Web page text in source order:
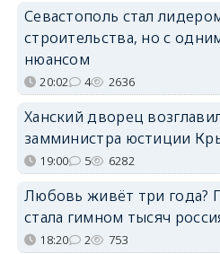
Севастополь стал
строительства, но с
нюансом
20:02 4 2636
Ханский дворец
замминистра юстиции
19:00 5 6282
Любовь живёт три года?
стала гимном тысяч
18:20 2 753